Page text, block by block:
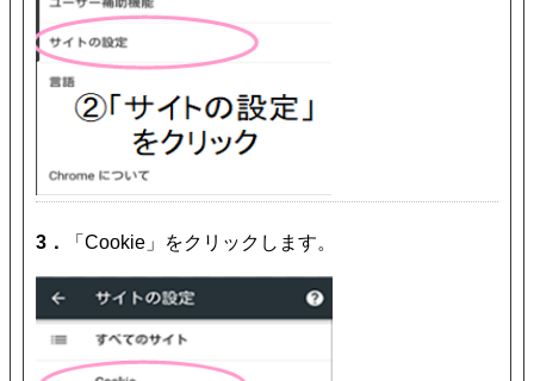
3． 「Cookie」をクリックします。